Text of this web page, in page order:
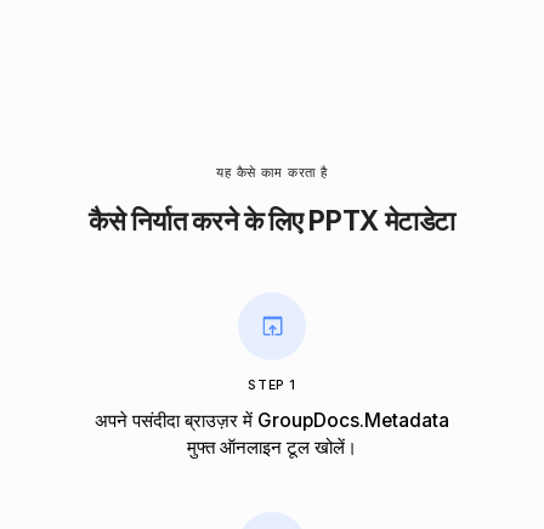
यह कैसे काम करता है
कैसे निर्यात करने के लिए PPTX मेटाडेटा
STEP 1
अपने पसंदीदा ब्राउज़र में GroupDocs.Metadata
मुफ्त ऑनलाइन टूल खोलें।